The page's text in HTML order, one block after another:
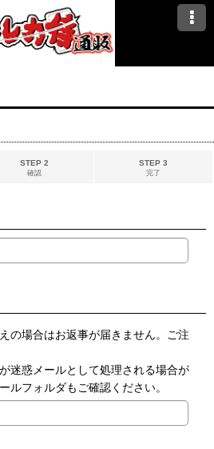
STEP 2
確認
STEP 3
完了
の場合はお返事が届きません。ご注
迷惑メールとして処理される場合が
ルフォルダもご確認ください。